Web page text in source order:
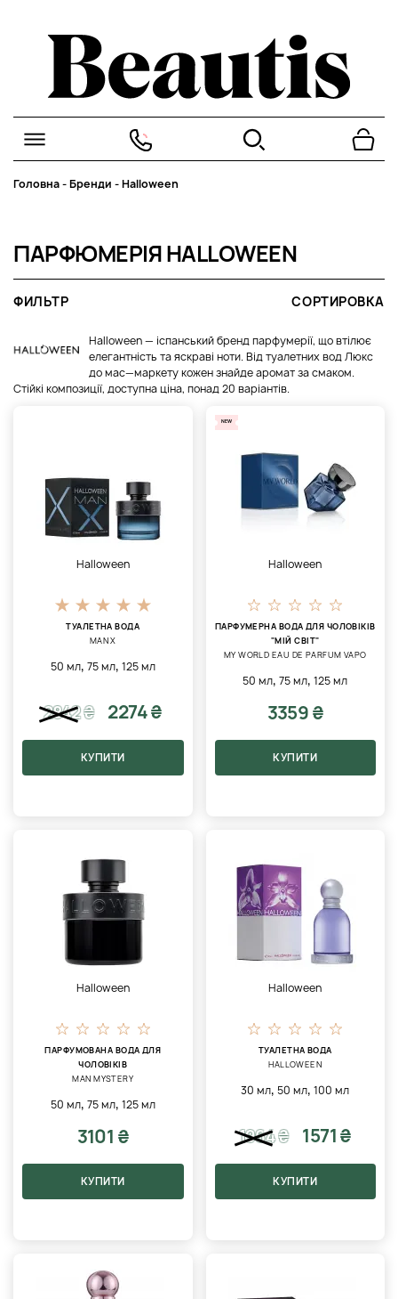
Головна-Бренди -Halloween
ПАРФЮМЕРІЯ HALLOWEEN
ФИЛЬТР СОРТИРОВКА
Halloween — іспанський бренд парфумерії, що втілює
елегантність та яскраві ноти. Від туалетних вод Люкс
до мас—маркету кожен знайде аромат за смаком.
Стійкі композиції, доступна ціна, понад 20 варіантів.
Halloween
ТУАЛЕТНА ВОДА
MAN X
50 мл, 75 мл, 125 мл
2842₴ 2274 ₴
КУПИТИ
NEW
Halloween
ПАРФУМЕРНА ВОДА ДЛЯ ЧОЛОВІКІВ
"МІЙ СВІТ"
MY WORLD EAU DE PARFUM VAPO
50 мл,75 мл,125 мл
3359 ₴
КУПИТИ
Halloween
ПАРФУМОВАНА ВОДА ДЛЯ
ЧОЛОВІКІВ
MAN MYSTERY
50 мл, 75 мл, 125 мл
3101 ₴
КУПИТИ
Halloween
ТУАЛЕТНА ВОДА
HALLOWEEN
30 мл, 50 мл,100 мл
1964₴ 1571 ₴
КУПИТИ